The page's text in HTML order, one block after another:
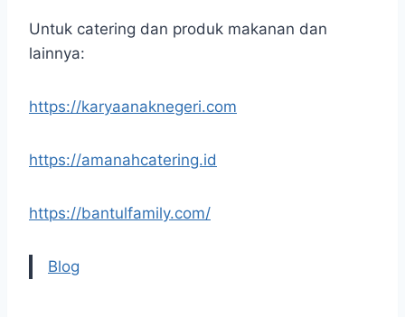
Untuk catering dan produk makanan dan
lainnya:
https://karyaanaknegeri.com
https://amanahcatering.id
https://bantulfamily.com/
Blog